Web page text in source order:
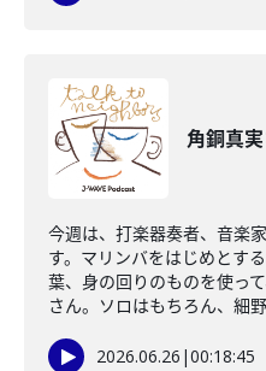
角銅真
今週は、打楽器奏者、音楽
す。マリンバをはじめとす
葉、身の回りのものを使っ
さん。ソロはもちろん、細
2026.06.26 |00:18:45